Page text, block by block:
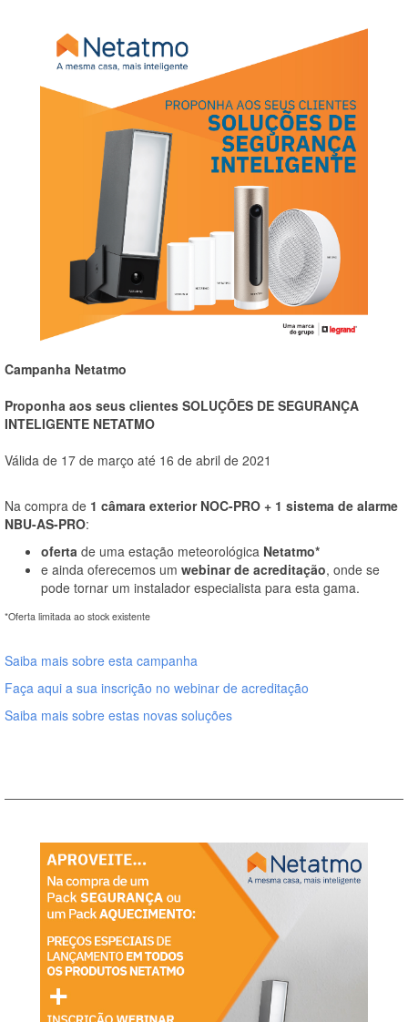
Campanha Netatmo
Proponha aos seus clientes SOLUÇÕES DE SEGURANÇA
INTELIGENTE NETATMO
Válida de 17 de março até 16 de abril de 2021
Na compra de 1 câmara exterior NOC-PRO + 1 sistema de alarme
NBU-AS-PRO:
oferta de uma estação meteorológica Netatmo*
e ainda oferecemos um webinar de acreditação, onde se
pode tornar um instalador especialista para esta gama.
*Oferta limitada ao stock existente
Saiba mais sobre esta campanha
Faça aqui a sua inscrição no webinar de acreditação
Saiba mais sobre estas novas soluções